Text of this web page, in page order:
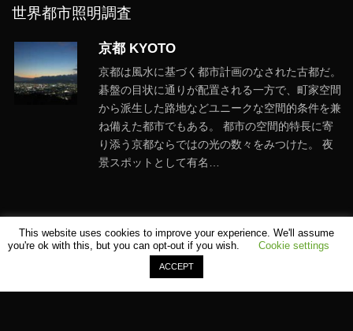
世界都市照明調査
京都 KYOTO
京都は風水に基づく都市計画のなされた古都だ。
碁盤の目状に通りが配置される一方で、町家空間
から派生した路地などユニークな空間的条件を兼
ね備えた都市でもある。 都市の空間的特長に寄
り添う京都ならではの光の数々をみつけた。 夜
景スポットとして有名…
This website uses cookies to improve your experience. We'll assume
you're ok with this, but you can opt-out if you wish.
Cookie settings
ACCEPT